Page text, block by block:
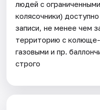
людей с
колясочники)
записи, не менее чем
территорию с
газовыми и пр.
строго